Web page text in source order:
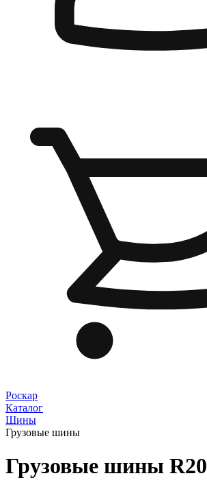
Роскар
Каталог
Шины
Грузовые шины
Грузовые шины R20